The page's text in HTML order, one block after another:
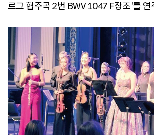
르그 협주곡 2번 BWV 1047 F장조'를 연